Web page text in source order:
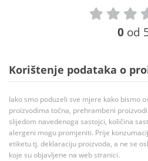
0 od
Korištenje podataka o
Iako smo poduzeli sve mjere kako bismo
proizvodima točna, prehrambeni
slijedom navedenoga sastojci, količina
alergeni mogu promjeniti. Prije
etiketu tj. deklaraciju proizvoda, a ne se
koje su objavljene na web stranici.